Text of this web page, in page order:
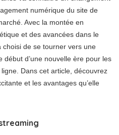
numérique du site de
Avec la montée en
et des avancées dans le
de se tourner vers une
début d’une nouvelle ère pour les
Dans cet article, découvrez
et les avantages qu’elle